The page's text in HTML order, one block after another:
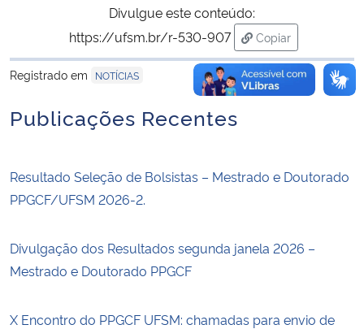
Divulgue este conteúdo:
https://ufsm.br/r-530-907
Copiar
para área de
Registrado em
NOTÍCIAS
Publicações Recentes
Resultado Seleção de Bolsistas – Mestrado e Doutorado
PPGCF/UFSM 2026-2.
Divulgação dos Resultados segunda janela 2026 –
Mestrado e Doutorado PPGCF
X Encontro do PPGCF UFSM: chamadas para envio de